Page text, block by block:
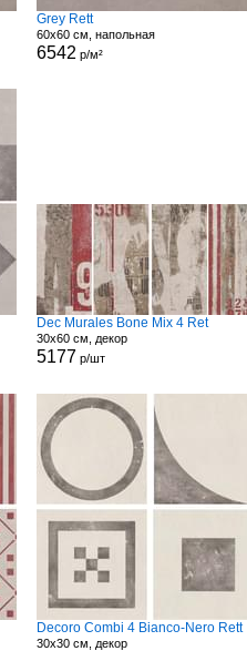
Grey Rett
60x60 см, напольная
6542 р/м²
Dec Murales Bone Mix 4 Ret
30x60 см, декор
5177 р/шт
Decoro Combi 4 Bianco-Nero Rett
30x30 см, декор